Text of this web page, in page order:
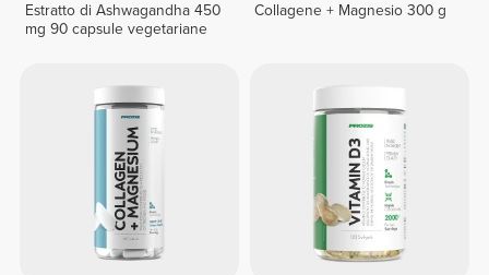
Estratto di Ashwagandha 450
mg 90 capsule vegetariane
Collagene + Magnesio 300 g